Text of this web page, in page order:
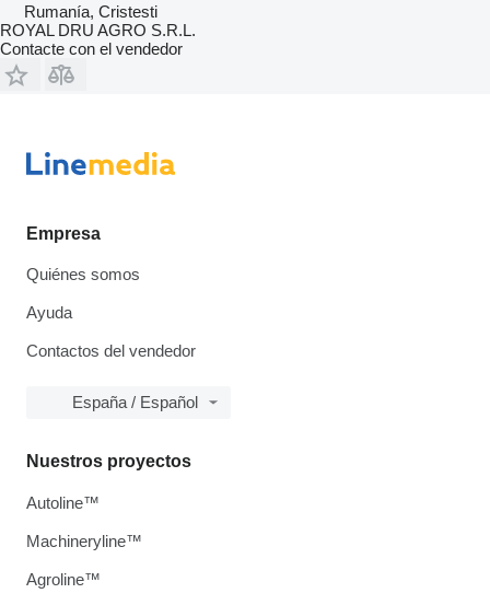
Rumanía, Cristesti
ROYAL DRU AGRO S.R.L.
Contacte con el vendedor
Empresa
Quiénes somos
Ayuda
Contactos del vendedor
España / Español
Nuestros proyectos
Autoline™
Machineryline™
Agroline™